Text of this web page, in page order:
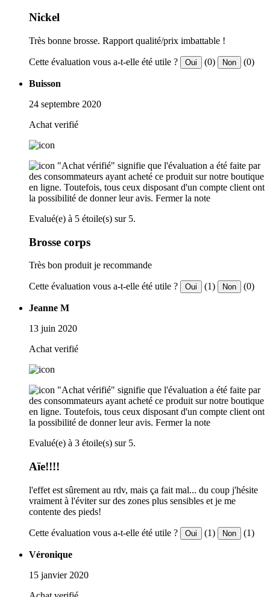
Nickel
Très bonne brosse. Rapport qualité/prix imbattable !
Cette évaluation vous a-t-elle été utile ? Oui (0) Non (0)
Buisson
24 septembre 2020
Achat verifié
"Achat vérifié" signifie que l'évaluation a été faite par
des consommateurs ayant acheté ce produit sur notre boutique
en ligne. Toutefois, tous ceux disposant d'un compte client ont
la possibilité de donner leur avis. Fermer la note
Evalué(e) à 5 étoile(s) sur 5.
Brosse corps
Très bon produit je recommande
Cette évaluation vous a-t-elle été utile ? Oui (1) Non (0)
Jeanne M
13 juin 2020
Achat verifié
"Achat vérifié" signifie que l'évaluation a été faite par
des consommateurs ayant acheté ce produit sur notre boutique
en ligne. Toutefois, tous ceux disposant d'un compte client ont
la possibilité de donner leur avis. Fermer la note
Evalué(e) à 3 étoile(s) sur 5.
Aïe!!!!
l'effet est sûrement au rdv, mais ça fait mal... du coup j'hésite
vraiment à l'éviter sur des zones plus sensibles et je me
contente des pieds!
Cette évaluation vous a-t-elle été utile ? Oui (1) Non (1)
Véronique
15 janvier 2020